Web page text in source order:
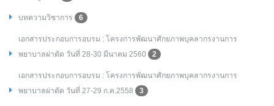
บทความวิชาการ 6
เอกสารประกอบการอบรม : โครงการพัฒนาศักยภาพบุคลากรงานการ
พยาบาลผ่าตัด วันที่ 28-30 มีนาคม 2560
2
เอกสารประกอบการอบรม : โครงการพัฒนาศักยภาพบุคลากรงานการ
พยาบาลผ่าตัด วันที่ 27-29 ก.ค.2558
3